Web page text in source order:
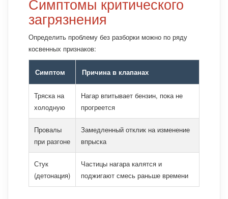
загрязнения
Определить проблему без разборки можно по ряду
косвенных признаков:
Симптом Причина в клапанах
Тряска на
холодную
Нагар впитывает бензин, пока не
прогреется
Провалы
при разгоне
Замедленный отклик на изменение
впрыска
Стук
(детонация)
Частицы нагара калятся и
поджигают смесь раньше времени